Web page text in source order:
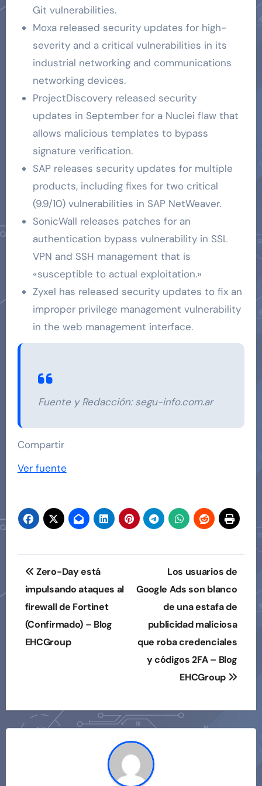
Git vulnerabilities.
Moxa released security updates for high-
severity and a critical vulnerabilities in its
industrial networking and communications
networking devices.
ProjectDiscovery released security
updates in September for a Nuclei flaw that
allows malicious templates to bypass
signature verification.
SAP releases security updates for multiple
products, including fixes for two critical
(9.9/10) vulnerabilities in SAP NetWeaver.
SonicWall releases patches for an
authentication bypass vulnerability in SSL
VPN and SSH management that is
«susceptible to actual exploitation.»
Zyxel has released security updates to fix an
improper privilege management vulnerability
in the web management interface.
Fuente y Redacción: segu-info.com.ar
Compartir
Ver fuente
Navegación
de
entradas
Zero-Day está
impulsando ataques al
firewall de Fortinet
(Confirmado) – Blog
EHCGroup
Los usuarios de
Google Ads son blanco
de una estafa de
publicidad maliciosa
que roba credenciales
y códigos 2FA – Blog
EHCGroup